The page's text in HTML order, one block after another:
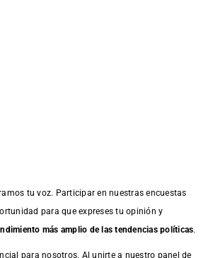
tu voz. Participar en nuestras encuestas
para que expreses tu opinión y
más amplio de las tendencias políticas.
para nosotros. Al unirte a nuestro panel de